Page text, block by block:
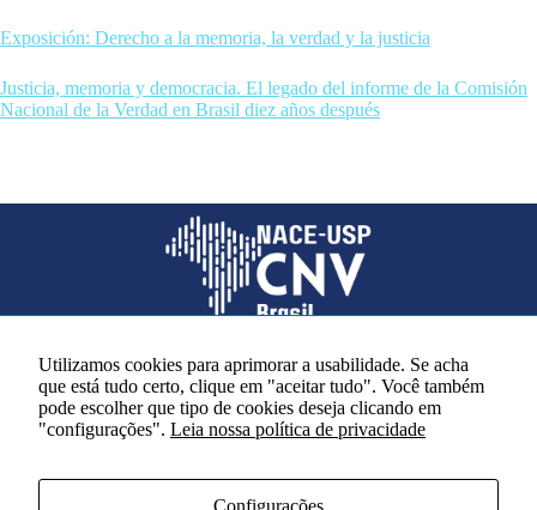
Exposición: Derecho a la memoria, la verdad y la justicia
Justicia, memoria y democracia. El legado del informe de la Comisión
Nacional de la Verdad en Brasil diez años después
Redes sociais
Utilizamos cookies para aprimorar a usabilidade. Se acha
que está tudo certo, clique em "aceitar tudo". Você também
pode escolher que tipo de cookies deseja clicando em
"configurações". Leia nossa política de privacidade
Configurações